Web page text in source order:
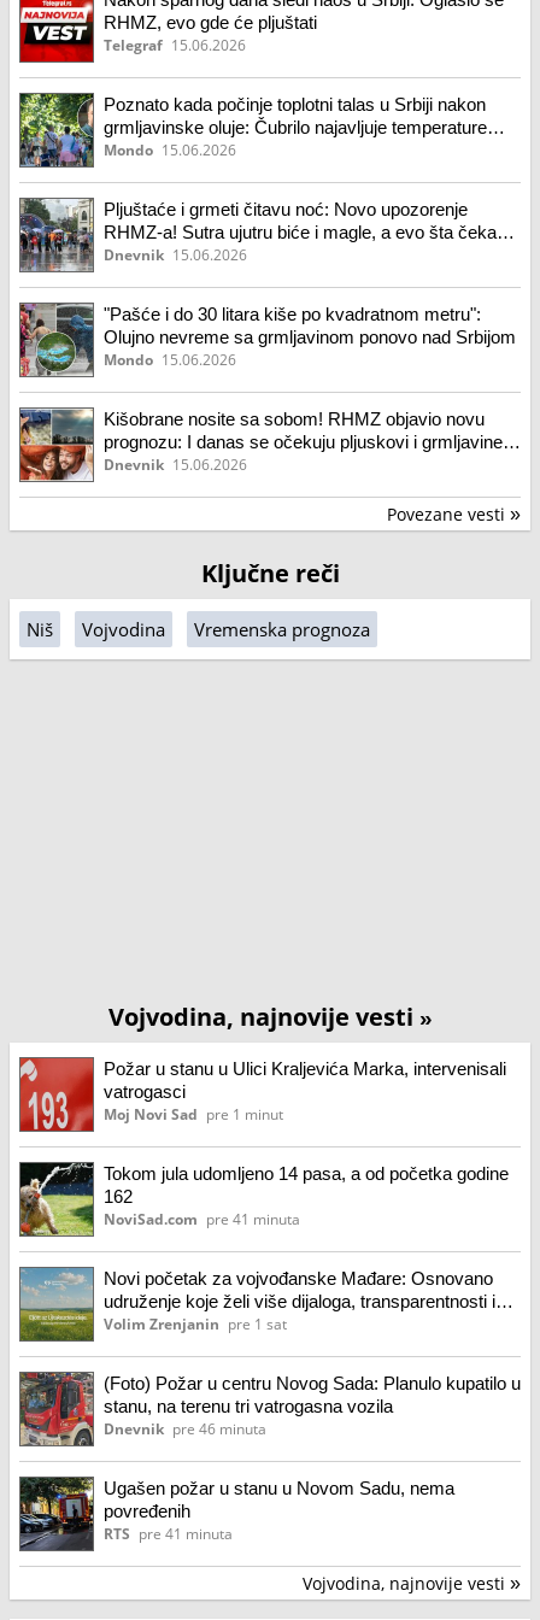
RHMZ, evo gde će pljuštati
Telegraf 15.06.2026
Poznato kada počinje toplotni talas u Srbiji nakon
grmljavinske oluje: Čubrilo najavljuje temperature
iznad 36 stepeni
Mondo 15.06.2026
Pljuštaće i grmeti čitavu noć: Novo upozorenje
RHMZ-a! Sutra ujutru biće i magle, a evo šta čeka
Vojvodinu sredinom nedelje
Dnevnik 15.06.2026
"Pašće i do 30 litara kiše po kvadratnom metru":
Olujno nevreme sa grmljavinom ponovo nad Srbijom
Mondo 15.06.2026
Kišobrane nosite sa sobom! RHMZ objavio novu
prognozu: I danas se očekuju pljuskovi i grmljavine,
evo kada se vreme vraća u normalu
Dnevnik 15.06.2026
Povezane vesti »
Ključne reči
Niš Vojvodina Vremenska prognoza
Vojvodina, najnovije vesti »
Požar u stanu u Ulici Kraljevića Marka, intervenisali
vatrogasci
Moj Novi Sad pre 1 minut
Tokom jula udomljeno 14 pasa, a od početka godine
162
NoviSad.com pre 41 minuta
Novi početak za vojvođanske Mađare: Osnovano
udruženje koje želi više dijaloga, transparentnosti i
ravnomerniji razvoj Banata Civilno udruženje
Volim Zrenjanin pre 1 sat
(Foto) Požar u centru Novog Sada: Planulo kupatilo u
stanu, na terenu tri vatrogasna vozila
Dnevnik pre 46 minuta
Ugašen požar u stanu u Novom Sadu, nema
povređenih
RTS pre 41 minuta
Vojvodina, najnovije vesti »